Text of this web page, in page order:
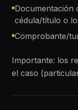
Documentación
cédula/título o
Comprobante/
Importante: los
el caso